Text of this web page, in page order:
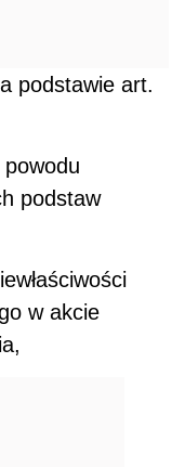
podstawie art.
podstaw
w akcie